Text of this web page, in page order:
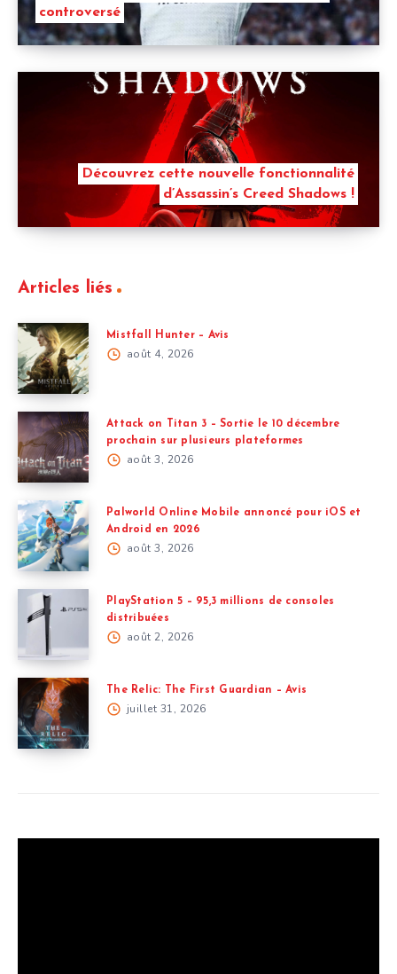
controversé
Découvrez cette nouvelle fonctionnalité
d’Assassin’s Creed Shadows !
Articles liés
Mistfall Hunter – Avis
août 4, 2026
Attack on Titan 3 – Sortie le 10 décembre
prochain sur plusieurs plateformes
août 3, 2026
Palworld Online Mobile annoncé pour iOS et
Android en 2026
août 3, 2026
PlayStation 5 – 95,3 millions de consoles
distribuées
août 2, 2026
The Relic: The First Guardian – Avis
juillet 31, 2026